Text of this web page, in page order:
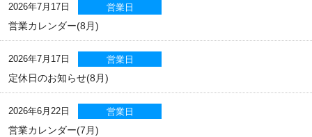
2026年7月17日 営業日
営業カレンダー(8月)
2026年7月17日 営業日
定休日のお知らせ(8月)
2026年6月22日 営業日
営業カレンダー(7月)